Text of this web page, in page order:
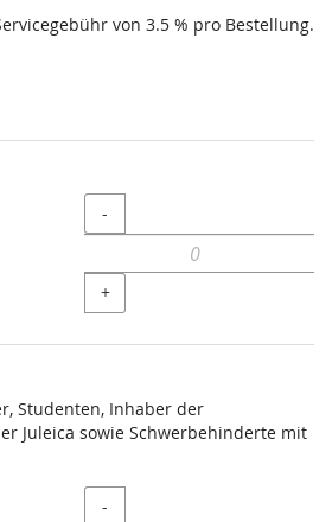
von 3.5 % pro Bestellung.
Menge
-
+
Studenten, Inhaber der
Juleica sowie Schwerbehinderte mit
Menge
-